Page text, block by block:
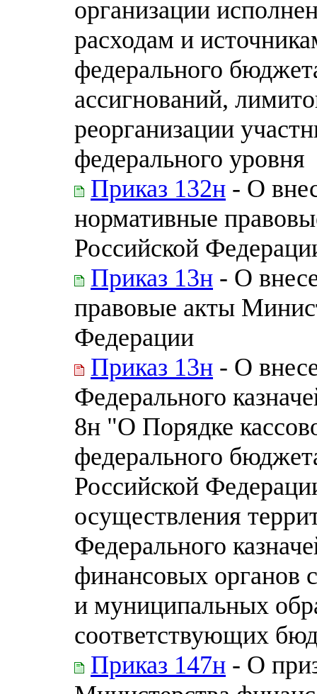
организации
расходам и
федерального
ассигнований,
реорганизации
федерального уровня
Приказ 132н - О
нормативные
Российской
Приказ 13н - О
правовые акты
Федерации
Приказ 13н - О
Федерального
8н "О Порядке
федерального
Российской
осуществления
Федерального
финансовых органов
и муниципальных
соответствующих
Приказ 147н - О